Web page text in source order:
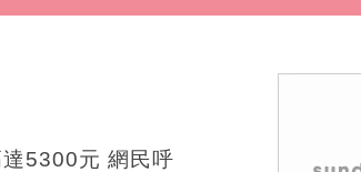
5300元 網民呼